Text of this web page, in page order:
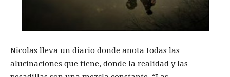
Nicolas lleva un diario donde anota todas las
alucinaciones que tiene, donde la realidad y las